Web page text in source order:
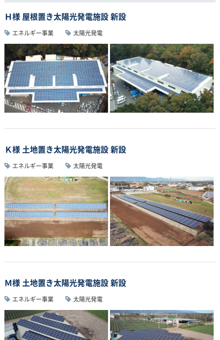
Ｈ様 屋根置き太陽光発電施設 新設
エネルギー事業 太陽光発電
Ｋ様 土地置き太陽光発電施設 新設
エネルギー事業 太陽光発電
Ｍ様 土地置き太陽光発電施設 新設
エネルギー事業 太陽光発電